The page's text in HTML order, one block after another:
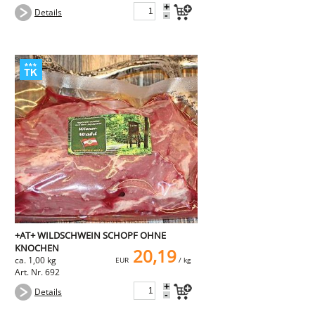
Details +
-
+AT+ WILDSCHWEIN SCHOPF OHNE
KNOCHEN
ca. 1,00 kg
Art. Nr. 692
EUR 20,19/ kg
Details +
-